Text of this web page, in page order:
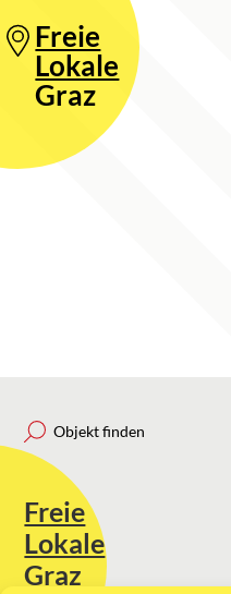
Freie
Lokale
Graz
Objekt finden
Freie
Lokale
Graz